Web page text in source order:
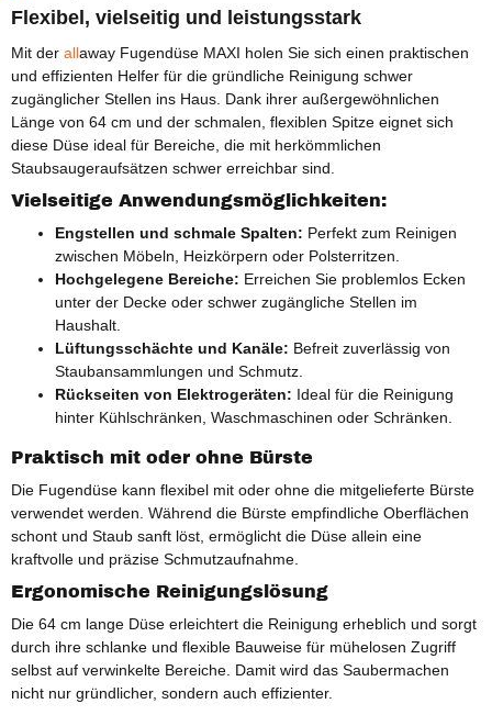
Flexibel, vielseitig und leistungsstark
Mit der allaway Fugendüse MAXI holen Sie sich einen praktischen
und effizienten Helfer für die gründliche Reinigung schwer
zugänglicher Stellen ins Haus. Dank ihrer außergewöhnlichen
Länge von 64 cm und der schmalen, flexiblen Spitze eignet sich
diese Düse ideal für Bereiche, die mit herkömmlichen
Staubsaugeraufsätzen schwer erreichbar sind.
Vielseitige Anwendungsmöglichkeiten:
Engstellen und schmale Spalten: Perfekt zum Reinigen
zwischen Möbeln, Heizkörpern oder Polsterritzen.
Hochgelegene Bereiche: Erreichen Sie problemlos Ecken
unter der Decke oder schwer zugängliche Stellen im
Haushalt.
Lüftungsschächte und Kanäle: Befreit zuverlässig von
Staubansammlungen und Schmutz.
Rückseiten von Elektrogeräten: Ideal für die Reinigung
hinter Kühlschränken, Waschmaschinen oder Schränken.
Praktisch mit oder ohne Bürste
Die Fugendüse kann flexibel mit oder ohne die mitgelieferte Bürste
verwendet werden. Während die Bürste empfindliche Oberflächen
schont und Staub sanft löst, ermöglicht die Düse allein eine
kraftvolle und präzise Schmutzaufnahme.
Ergonomische Reinigungslösung
Die 64 cm lange Düse erleichtert die Reinigung erheblich und sorgt
durch ihre schlanke und flexible Bauweise für mühelosen Zugriff
selbst auf verwinkelte Bereiche. Damit wird das Saubermachen
nicht nur gründlicher, sondern auch effizienter.